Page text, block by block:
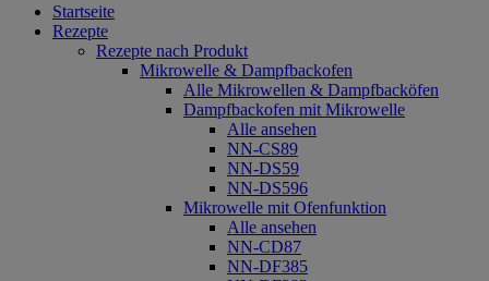
Startseite
Rezepte
Rezepte nach Produkt
Mikrowelle & Dampfbackofen
Alle Mikrowellen & Dampfbacköfen
Dampfbackofen mit Mikrowelle
Alle ansehen
NN-CS89
NN-DS59
NN-DS596
Mikrowelle mit Ofenfunktion
Alle ansehen
NN-CD87
NN-DF385